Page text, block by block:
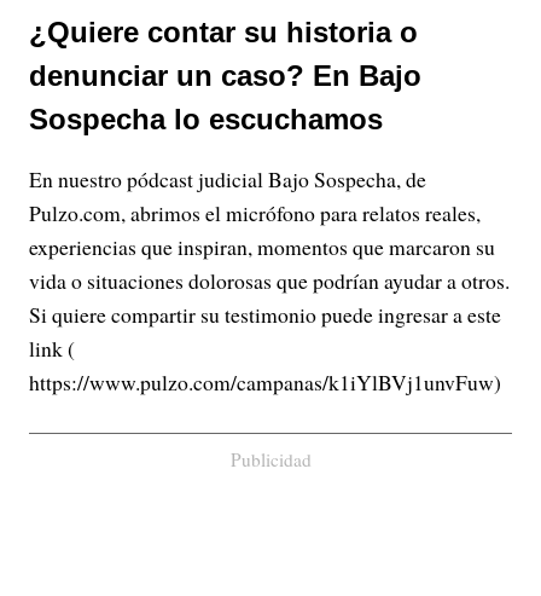
¿Quiere contar su historia o
denunciar un caso? En Bajo
Sospecha lo escuchamos
En nuestro pódcast judicial Bajo Sospecha, de
Pulzo.com, abrimos el micrófono para relatos reales,
experiencias que inspiran, momentos que marcaron su
vida o situaciones dolorosas que podrían ayudar a otros.
Si quiere compartir su testimonio puede ingresar a este
link (
https://www.pulzo.com/campanas/k1iYlBVj1unvFuw)
Publicidad